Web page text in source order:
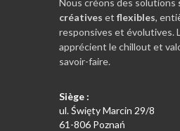
Nous créons des solutions
créatives et flexibles,
responsives et évolutives.
apprécient le chillout et
savoir-faire.
Siège :
ul. Święty Marcin 29/8
61-806 Poznań